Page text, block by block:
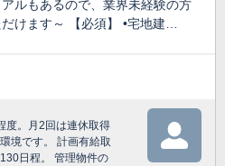
ルもあるので、業界未経験の方
けます～ 【必須】 •宅地建…
度。月2回は連休取得
境です。 計画有給取
日程。 管理物件の